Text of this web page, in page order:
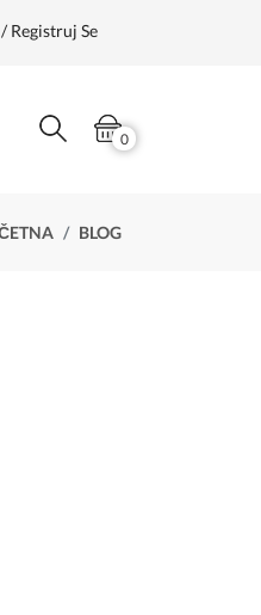
Registruj Se
0
BLOG